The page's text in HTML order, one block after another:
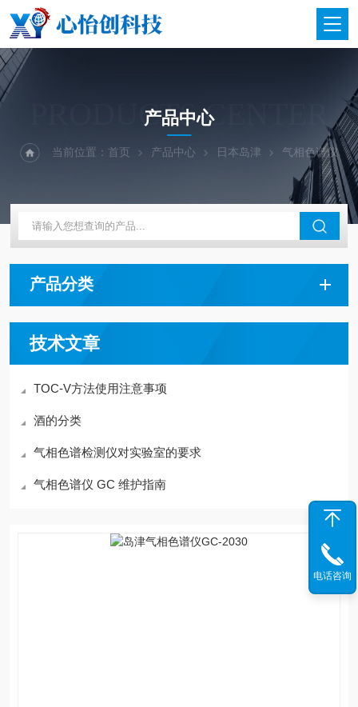
PRODUCTS CENTER
产品中心
当前位置： 首页 产品中心 日本岛津 气相色谱仪
产品分类
技术文章
TOC-V方法使用注意事项
酒的分类
气相色谱检测仪对实验室的要求
气相色谱仪 GC 维护指南
电话咨询